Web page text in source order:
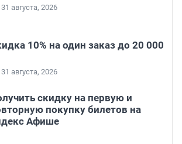
августа, 2026
10% на один заказ до 20 000
августа, 2026
скидку на первую и
покупку билетов на
Афише